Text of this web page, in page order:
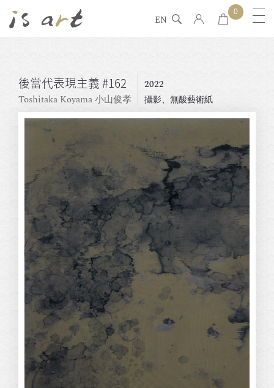
EN
0
後當代表現主義 #162
Toshitaka Koyama 小山俊孝
2022
攝影、無酸藝術紙